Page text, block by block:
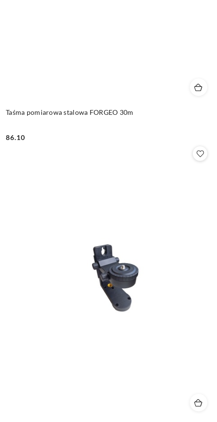
Taśma pomiarowa stalowa FORGEO 30m
Cena:
86.10